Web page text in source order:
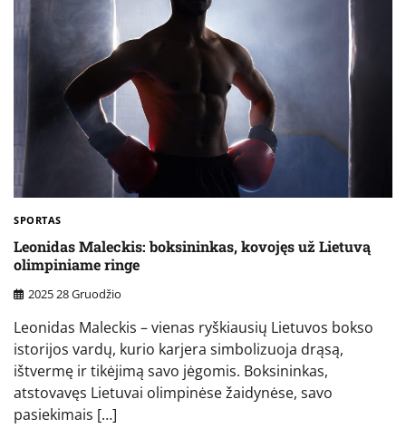
SPORTAS
Leonidas Maleckis: boksininkas, kovojęs už Lietuvą
olimpiniame ringe
2025 28 Gruodžio
Leonidas Maleckis – vienas ryškiausių Lietuvos bokso
istorijos vardų, kurio karjera simbolizuoja drąsą,
ištvermę ir tikėjimą savo jėgomis. Boksininkas,
atstovavęs Lietuvai olimpinėse žaidynėse, savo
pasiekimais […]